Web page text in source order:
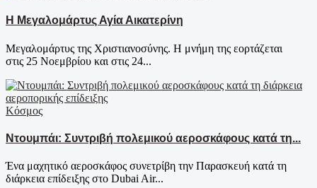
Η Μεγαλομάρτυς Αγία Αικατερίνη
Μεγαλομάρτυς της Χριστιανοσύνης. Η μνήμη της εορτάζεται
στις 25 Νοεμβρίου και στις 24...
Κόσμος
Ντουμπάι: Συντριβή πολεμικού αεροσκάφους κατά τη...
Ένα μαχητικό αεροσκάφος συνετρίβη την Παρασκευή κατά τη
διάρκεια επίδειξης στο Dubai Air...